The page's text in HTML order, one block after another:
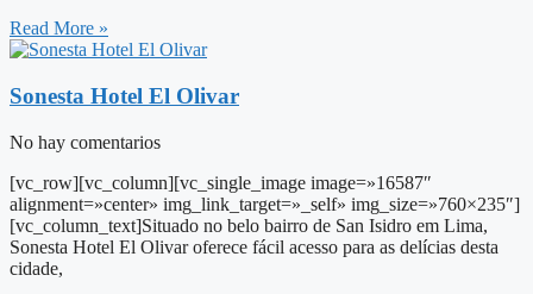
Read More »
Sonesta Hotel El Olivar
No hay comentarios
[vc_row][vc_column][vc_single_image image=»16587″
alignment=»center» img_link_target=»_self» img_size=»760×235″]
[vc_column_text]Situado no belo bairro de San Isidro em Lima,
Sonesta Hotel El Olivar oferece fácil acesso para as delícias desta
cidade,